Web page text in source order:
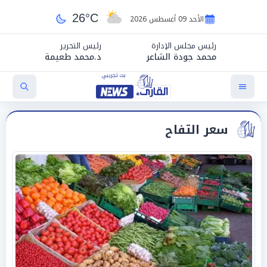
الأحد 09 أغسطس 2026 26°C
رئيس مجلس الإدارة
محمد جودة الشاعر
رئيس التحرير
د.محمد طعيمة
سعر التفاح